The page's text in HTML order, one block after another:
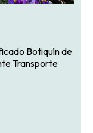
Botiquín de
Transporte